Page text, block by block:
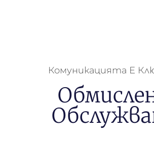
Комуникацията Е